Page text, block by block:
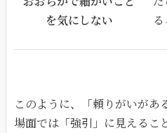
を気にしない
このように、「頼りがいがあ
場面では「強引」に見えるこ